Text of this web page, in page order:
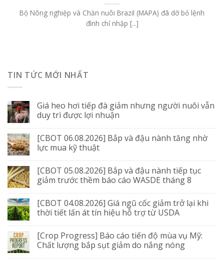
Bộ Nông nghiệp và Chăn nuôi Brazil (MAPA) đã dỡ bỏ lệnh
đình chỉ nhập [...]
TIN TỨC MỚI NHẤT
Giá heo hơi tiếp đà giảm nhưng người nuôi vẫn
duy trì được lợi nhuận
[CBOT 06.08.2026] Bắp và đậu nành tăng nhờ
lực mua kỹ thuật
[CBOT 05.08.2026] Bắp và đậu nành tiếp tục
giảm trước thềm báo cáo WASDE tháng 8
[CBOT 04.08.2026] Giá ngũ cốc giảm trở lại khi
thời tiết lấn át tín hiệu hỗ trợ từ USDA
[Crop Progress] Báo cáo tiến độ mùa vụ Mỹ:
Chất lượng bắp sụt giảm do nắng nóng